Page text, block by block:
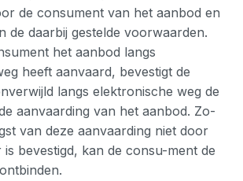
de consument van het aanbod en
de daarbij gestelde voorwaarden.
het aanbod langs
heeft aanvaard, bevestigt de
langs elektronische weg de
aanvaarding van het aanbod. Zo-
van deze aanvaarding niet door
bevestigd, kan de consu-ment de